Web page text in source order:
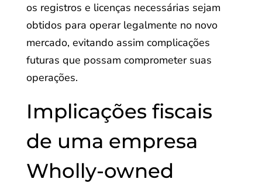
os registros e licenças necessárias sejam
obtidos para operar legalmente no novo
mercado, evitando assim complicações
futuras que possam comprometer suas
operações.
Implicações fiscais
de uma empresa
Wholly-owned